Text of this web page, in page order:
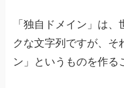
「独自ドメイン」は
クな文字列ですが、そ
ン」
というものを作る